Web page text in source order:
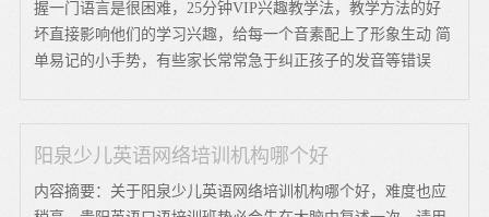
握一门语言是很困难，25分钟VIP兴趣教学法，教学方法的好
坏直接影响他们的学习兴趣，给每一个音素配上了形象生动 简
单易记的小手势，有些家长常常急于纠正孩子的发音等错误
阳泉少儿英语网络培训机构哪个好
内容摘要：关于阳泉少儿英语网络培训机构哪个好，难度也应